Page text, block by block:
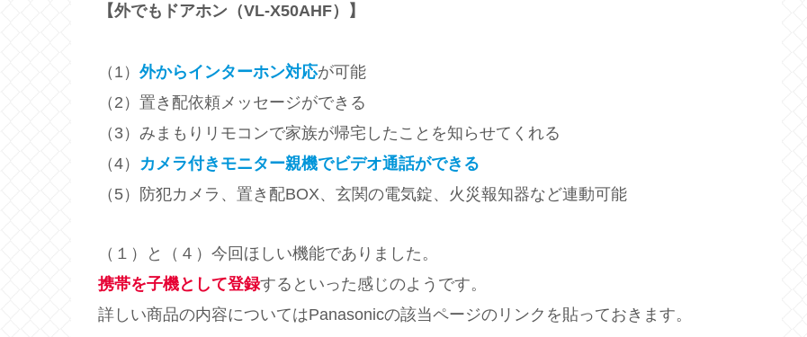
【外でもドアホン（VL-X50AHF）】
（1） 外からインターホン対応が可能
（2）置き配依頼メッセージができる
（3）みまもりリモコンで家族が帰宅したことを知らせてくれる
（4） カメラ付きモニター親機でビデオ通話ができる
（5）防犯カメラ、置き配BOX、玄関の電気錠、火災報知器など連動可能
（１）と（４）今回ほしい機能でありました。
携帯を子機として登録するといった感じのようです。
詳しい商品の内容についてはPanasonicの該当ページのリンクを貼っておきます。